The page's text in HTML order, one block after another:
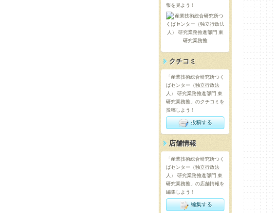
報を見よう！
クチコミ
「産業技術総合研究所つく
ばセンター（独立行政法
人） 研究業務推進部門 東
研究業務推」のクチコミを
投稿しよう！
投稿する
店舗情報
「産業技術総合研究所つく
ばセンター（独立行政法
人） 研究業務推進部門 東
研究業務推」の店舗情報を
編集しよう！
編集する